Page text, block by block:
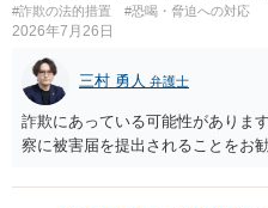
#詐欺の法的措置
#恐喝・脅迫への対応
2026年7月26日
三村 勇人 弁護士
詐欺にあっている可能性がありま
察に被害届を提出されることをお